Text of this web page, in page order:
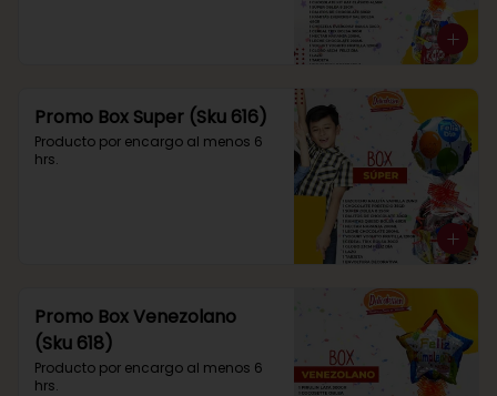
Promo Box Super (Sku 616)
Producto por encargo al menos 6
hrs.
Promo Box Venezolano
(Sku 618)
Producto por encargo al menos 6
hrs.